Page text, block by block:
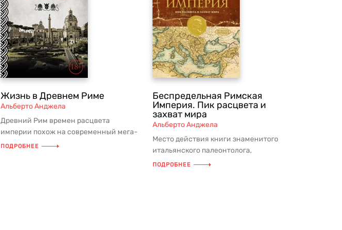
Жизнь в Древнем Риме
Альберто Анджела
Древний Рим времен расцвета
империи похож на современный мега-
полис гораздо больше, чем мы могли
ПОДРОБНЕЕ
Беспредельная Римская
Империя. Пик расцвета и
захват мира
Альберто Анджела
Место действия книги знаменитого
итальянского палеонтолога,
тележурналиста и писателя Альберто
ПОДРОБНЕЕ